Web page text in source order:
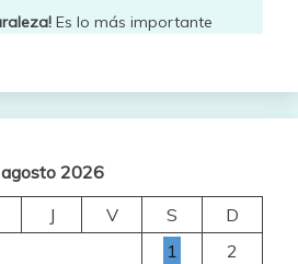
Es lo más importante
agosto 2026
J V S
D
1
2